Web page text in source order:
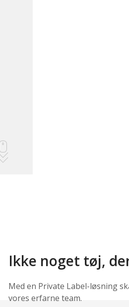
Ikke noget tøj,
Med en Private Label-løsning
vores erfarne team.